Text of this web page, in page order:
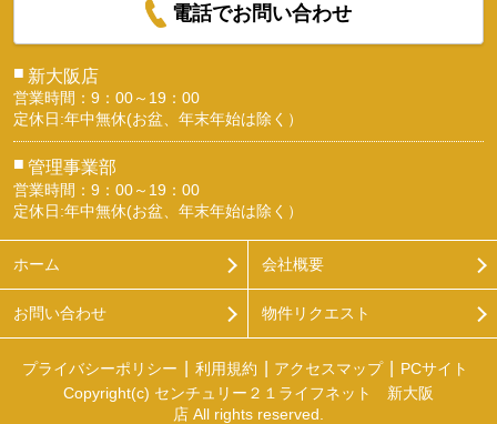
電話でお問い合わせ
■ 新大阪店
営業時間：9：00～19：00
定休日:年中無休(お盆、年末年始は除く）
■ 管理事業部
営業時間：9：00～19：00
定休日:年中無休(お盆、年末年始は除く）
ホーム 会社概要
お問い合わせ 物件リクエスト
プライバシーポリシー 利用規約 アクセスマップ
PCサイト
Copyright(c) センチュリー２１ライフネット 新大阪
店 All rights reserved.